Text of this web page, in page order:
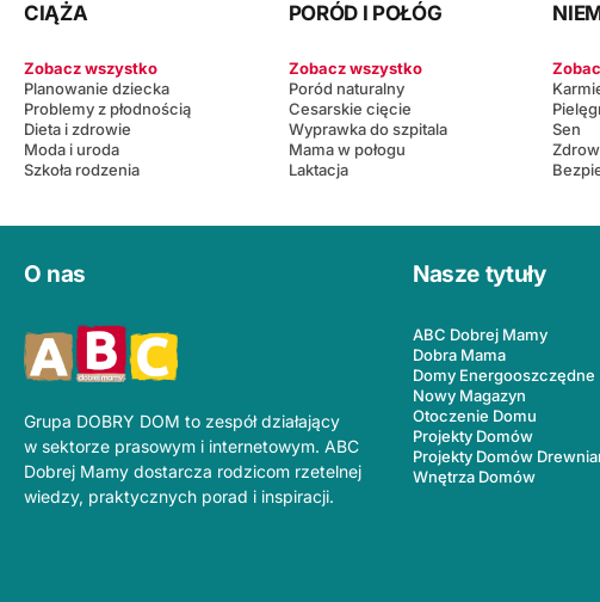
CIĄŻA
Zobacz wszystko
Planowanie dziecka
Problemy z płodnością
Dieta i zdrowie
Moda i uroda
Szkoła rodzenia
PORÓD I POŁÓG
Zobacz wszystko
Poród naturalny
Cesarskie cięcie
Wyprawka do szpitala
Mama w połogu
Laktacja
Sen
O nas
Grupa DOBRY DOM to zespół działający
w sektorze prasowym i internetowym. ABC
Dobrej Mamy dostarcza rodzicom rzetelnej
wiedzy, praktycznych porad i inspiracji.
Nasze tytuły
ABC Dobrej Mamy
Dobra Mama
Domy Energooszczędne
Nowy Magazyn
Otoczenie Domu
Projekty Domów
Projekty Domów
Wnętrza Domów